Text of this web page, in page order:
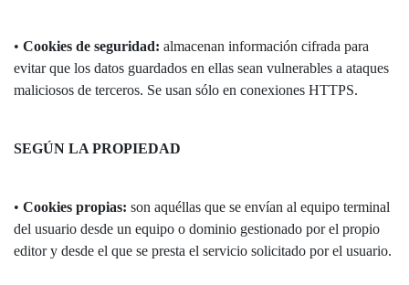
• Cookies de seguridad: almacenan información cifrada para
evitar que los datos guardados en ellas sean vulnerables a ataques
maliciosos de terceros. Se usan sólo en conexiones HTTPS.
SEGÚN LA PROPIEDAD
• Cookies propias: son aquéllas que se envían al equipo terminal
del usuario desde un equipo o dominio gestionado por el propio
editor y desde el que se presta el servicio solicitado por el usuario.